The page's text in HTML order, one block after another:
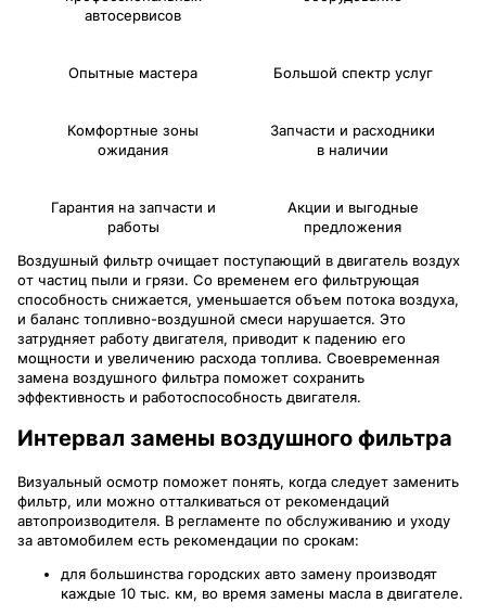
автосервисов
Опытные мастера Большой спектр услуг
Комфортные зоны
ожидания
Запчасти и расходники
в наличии
Гарантия на запчасти и
работы
Акции и выгодные
предложения
Воздушный фильтр очищает поступающий в двигатель воздух
от частиц пыли и грязи. Со временем его фильтрующая
способность снижается, уменьшается объем потока воздуха,
и баланс топливно-воздушной смеси нарушается. Это
затрудняет работу двигателя, приводит к падению его
мощности и увеличению расхода топлива. Своевременная
замена воздушного фильтра поможет сохранить
эффективность и работоспособность двигателя.
Интервал замены воздушного фильтра
Визуальный осмотр поможет понять, когда следует заменить
фильтр, или можно отталкиваться от рекомендаций
автопроизводителя. В регламенте по обслуживанию и уходу
за автомобилем есть рекомендации по срокам:
для большинства городских авто замену производят
каждые 10 тыс. км, во время замены масла в двигателе.